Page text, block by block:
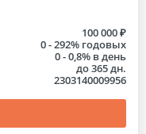
100 000 ₽
0 - 292% годовых
0 - 0,8% в день
до 365 дн.
2303140009956